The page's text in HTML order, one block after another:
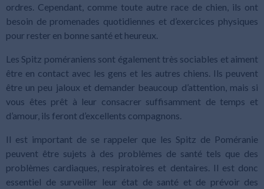
ordres. Cependant, comme toute autre race de chien, ils ont
besoin de promenades quotidiennes et d’exercices physiques
pour rester en bonne santé et heureux.
Les Spitz poméraniens sont également très sociables et aiment
être en contact avec les gens et les autres chiens. Ils peuvent
être un peu jaloux et demander beaucoup d’attention, mais si
vous êtes prêt à leur consacrer suffisamment de temps et
d’amour, ils feront d’excellents compagnons.
Il est important de se rappeler que les Spitz de Poméranie
peuvent être sujets à des problèmes de santé tels que des
problèmes cardiaques, respiratoires et dentaires. Il est donc
essentiel de surveiller leur état de santé et de prévoir des